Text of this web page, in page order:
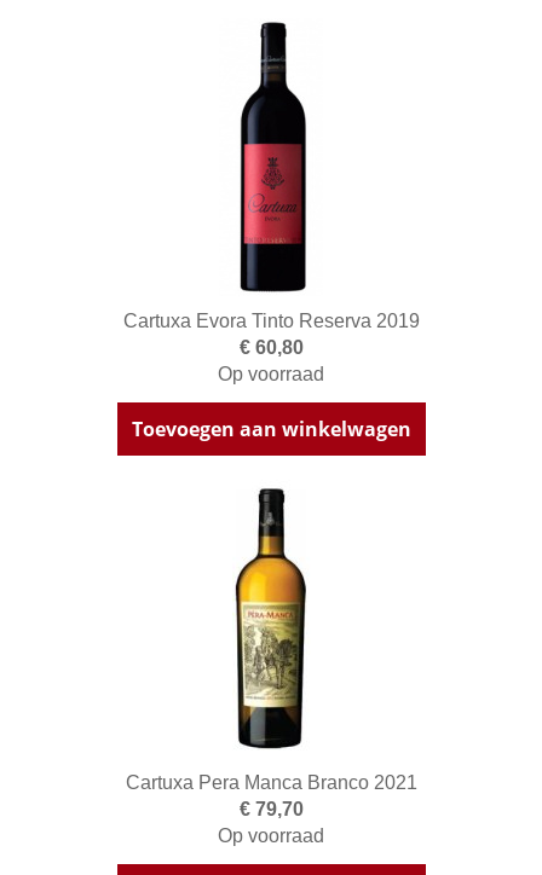
Cartuxa Evora Tinto Reserva 2019
€ 60,80
Op voorraad
Toevoegen aan winkelwagen
Cartuxa Pera Manca Branco 2021
€ 79,70
Op voorraad